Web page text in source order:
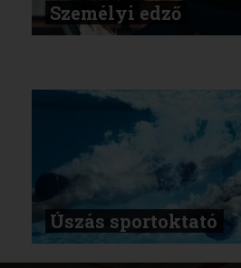
Személyi edző
Úszás sportoktató